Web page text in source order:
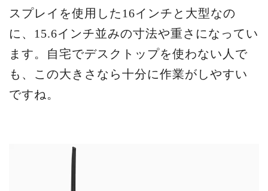
スプレイを使用した16インチと大型なの
に、15.6インチ並みの寸法や重さになってい
ます。自宅でデスクトップを使わない人で
も、この大きさなら十分に作業がしやすい
ですね。